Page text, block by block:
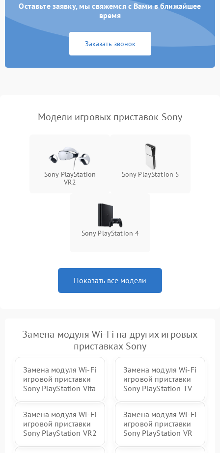
Оставьте заявку, мы свяжемся с Вами в ближайшее
время
Заказать звонок
Модели игровых приставок Sony
Sony PlayStation
VR2
Sony PlayStation 5
Sony PlayStation 4
Показать все модели
Замена модуля Wi-Fi на других игровых
приставках Sony
Замена модуля Wi-Fi
игровой приставки
Sony PlayStation Vita
Замена модуля Wi-Fi
игровой приставки
Sony PlayStation TV
Замена модуля Wi-Fi
игровой приставки
Sony PlayStation VR2
Замена модуля Wi-Fi
игровой приставки
Sony PlayStation VR